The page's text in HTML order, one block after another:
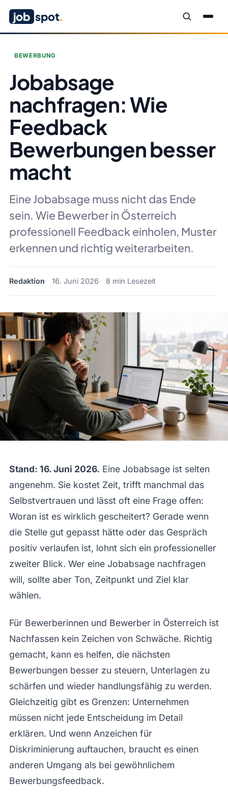
job spot.
BEWERBUNG
Jobabsage
nachfragen: Wie
Feedback
Bewerbungen besser
macht
Eine Jobabsage muss nicht das Ende
sein. Wie Bewerber in Österreich
professionell Feedback einholen, Muster
erkennen und richtig weiterarbeiten.
Redaktion 16. Juni 2026 8 min Lesezeit
Stand: 16. Juni 2026. Eine Jobabsage ist selten
angenehm. Sie kostet Zeit, trifft manchmal das
Selbstvertrauen und lässt oft eine Frage offen:
Woran ist es wirklich gescheitert? Gerade wenn
die Stelle gut gepasst hätte oder das Gespräch
positiv verlaufen ist, lohnt sich ein professioneller
zweiter Blick. Wer eine Jobabsage nachfragen
will, sollte aber Ton, Zeitpunkt und Ziel klar
wählen.
Für Bewerberinnen und Bewerber in Österreich ist
Nachfassen kein Zeichen von Schwäche. Richtig
gemacht, kann es helfen, die nächsten
Bewerbungen besser zu steuern, Unterlagen zu
schärfen und wieder handlungsfähig zu werden.
Gleichzeitig gibt es Grenzen: Unternehmen
müssen nicht jede Entscheidung im Detail
erklären. Und wenn Anzeichen für
Diskriminierung auftauchen, braucht es einen
anderen Umgang als bei gewöhnlichem
Bewerbungsfeedback.